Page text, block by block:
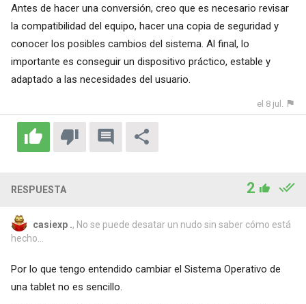
Antes de hacer una conversión, creo que es necesario revisar
la compatibilidad del equipo, hacer una copia de seguridad y
conocer los posibles cambios del sistema. Al final, lo
importante es conseguir un dispositivo práctico, estable y
adaptado a las necesidades del usuario.
el 8 jul.
RESPUESTA 2
casiexp ., No se puede desatar un nudo sin saber cómo está
hecho...
Por lo que tengo entendido cambiar el Sistema Operativo de
una tablet no es sencillo.